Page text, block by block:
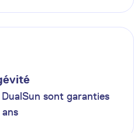
sont garanties